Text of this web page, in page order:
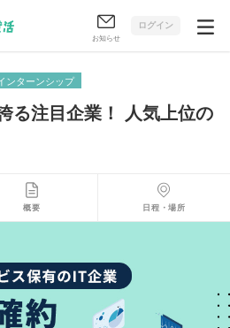
お知らせ
ログイン
ンターンシップ
る注目企業！ 人気上位の
概要 日程・場所